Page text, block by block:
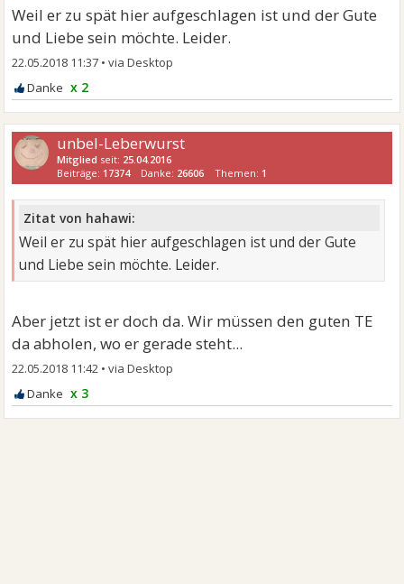
Weil er zu spät hier aufgeschlagen ist und der Gute
und Liebe sein möchte. Leider.
22.05.2018 11:37 •
x 2
unbel-Leberwurst
Mitglied seit: 25.04.2016
Beiträge: 17374 Danke: 26606 Themen: 1
Zitat von hahawi:
Weil er zu spät hier aufgeschlagen ist und der Gute
und Liebe sein möchte. Leider.
Aber jetzt ist er doch da. Wir müssen den guten TE
da abholen, wo er gerade steht...
22.05.2018 11:42 •
x 3